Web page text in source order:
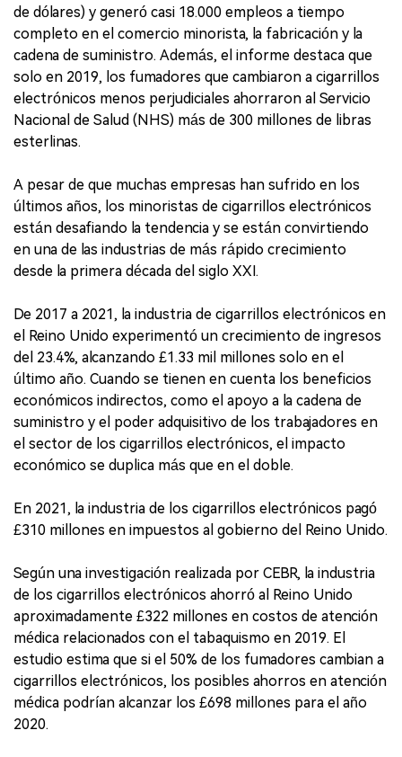
de dólares) y generó casi 18.000 empleos a tiempo
completo en el comercio minorista, la fabricación y la
cadena de suministro. Además, el informe destaca que
solo en 2019, los fumadores que cambiaron a cigarrillos
electrónicos menos perjudiciales ahorraron al Servicio
Nacional de Salud (NHS) más de 300 millones de libras
esterlinas.
A pesar de que muchas empresas han sufrido en los
últimos años, los minoristas de cigarrillos electrónicos
están desafiando la tendencia y se están convirtiendo
en una de las industrias de más rápido crecimiento
desde la primera década del siglo XXI.
De 2017 a 2021, la industria de cigarrillos electrónicos en
el Reino Unido experimentó un crecimiento de ingresos
del 23.4%, alcanzando £1.33 mil millones solo en el
último año. Cuando se tienen en cuenta los beneficios
económicos indirectos, como el apoyo a la cadena de
suministro y el poder adquisitivo de los trabajadores en
el sector de los cigarrillos electrónicos, el impacto
económico se duplica más que en el doble.
En 2021, la industria de los cigarrillos electrónicos pagó
£310 millones en impuestos al gobierno del Reino Unido.
Según una investigación realizada por CEBR, la industria
de los cigarrillos electrónicos ahorró al Reino Unido
aproximadamente £322 millones en costos de atención
médica relacionados con el tabaquismo en 2019. El
estudio estima que si el 50% de los fumadores cambian a
cigarrillos electrónicos, los posibles ahorros en atención
médica podrían alcanzar los £698 millones para el año
2020.